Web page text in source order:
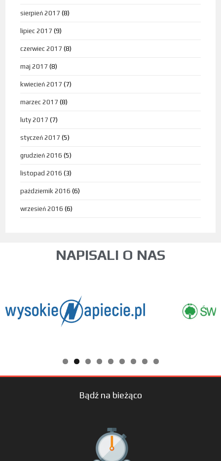
sierpień 2017 (8)
lipiec 2017 (9)
czerwiec 2017 (8)
maj 2017 (8)
kwiecień 2017 (7)
marzec 2017 (8)
luty 2017 (7)
styczeń 2017 (5)
grudzień 2016 (5)
listopad 2016 (3)
październik 2016 (6)
wrzesień 2016 (6)
NAPISALI O NAS
Bądź na bieżąco